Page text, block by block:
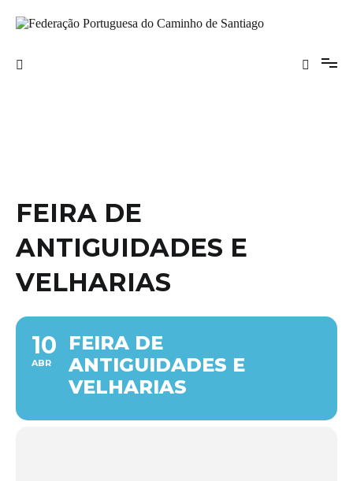
para
Santiago
FEIRA DE
ANTIGUIDADES E
VELHARIAS
10
ABR
FEIRA DE
ANTIGUIDADES E
VELHARIAS